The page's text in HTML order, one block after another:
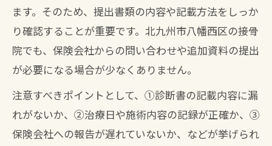
ます。そのため、提出書類の内容や記載方法をしっか
り確認することが重要です。北九州市八幡西区の接骨
院でも、保険会社からの問い合わせや追加資料の提出
が必要になる場合が少なくありません。
注意すべきポイントとして、①診断書の記載内容に漏
れがないか、②治療日や施術内容の記録が正確か、③
保険会社への報告が遅れていないか、などが挙げられ